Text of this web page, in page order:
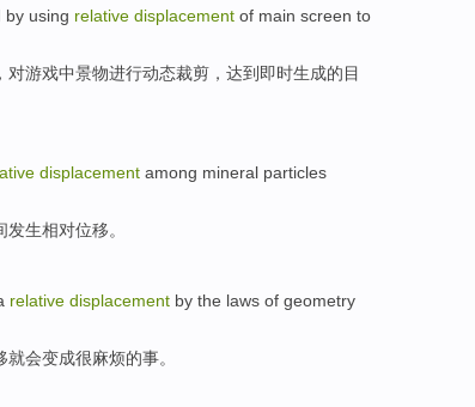
by using relative displacement of main screen to
对游戏中景物进行动态裁剪 ，达到即时生成的目
displacement among mineral particles
发生相对位移。
relative displacement by the laws of geometry
就会变成很麻烦的事。